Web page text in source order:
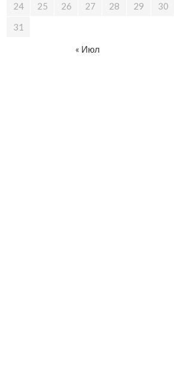
24
25 26 27 28 29
30
31
« Июл